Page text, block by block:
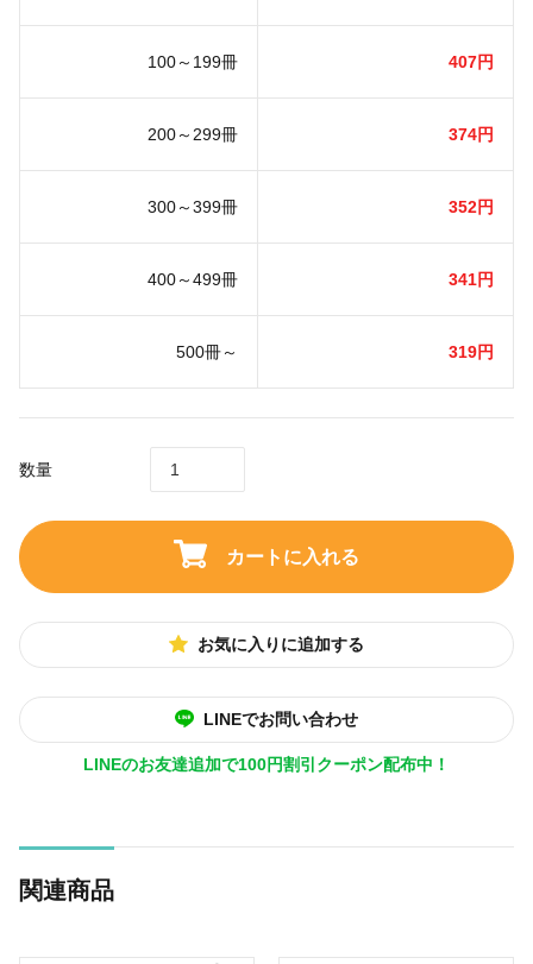
100～199冊 407円
200～299冊 374円
300～399冊 352円
400～499冊 341円
500冊～ 319円
数量
カートに入れる
お気に入りに追加する
LINEでお問い合わせ
LINEのお友達追加で100円割引クーポン配布中！
関連商品